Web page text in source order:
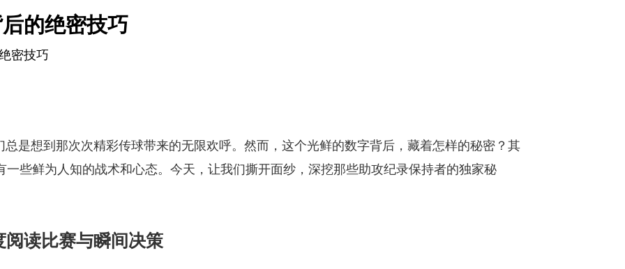
的绝密技巧
密技巧
是想到那次次精彩传球带来的无限欢呼。然而，这个光鲜的数字背后，藏着怎样的秘密？其
些鲜为人知的战术和心态。今天，让我们撕开面纱，深挖那些助攻纪录保持者的独家秘
读比赛与瞬间决策